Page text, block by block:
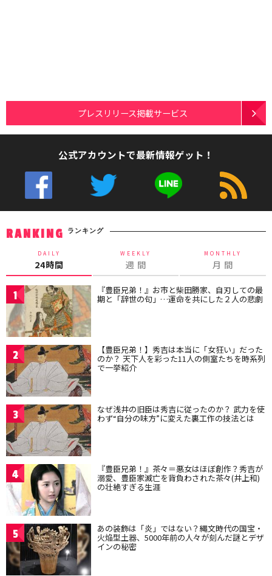
プレスリリース掲載サービス
公式アカウントで最新情報ゲット！
RANKING ランキング
DAILY
24時間
WEEKLY
週 間
MONTHLY
月 間
1 『豊臣兄弟！』お市と柴田勝家、自刃しての最
期と「辞世の句」…運命を共にした２人の悲劇
2 【豊臣兄弟！】秀吉は本当に「女狂い」だった
のか？ 天下人を彩った11人の側室たちを時系列
で一挙紹介
3 なぜ浅井の旧臣は秀吉に従ったのか？ 武力を使
わず“自分の味方”に変えた裏工作の技法とは
4 『豊臣兄弟！』茶々＝悪女はほぼ創作？秀吉が
溺愛、豊臣家滅亡を背負わされた茶々(井上和)
の壮絶すぎる生涯
5 あの装飾は「炎」ではない？縄文時代の国宝・
火焔型土器、5000年前の人々が刻んだ謎とデザ
インの秘密